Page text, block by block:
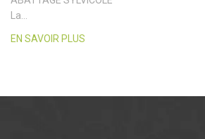
La…
EN SAVOIR PLUS